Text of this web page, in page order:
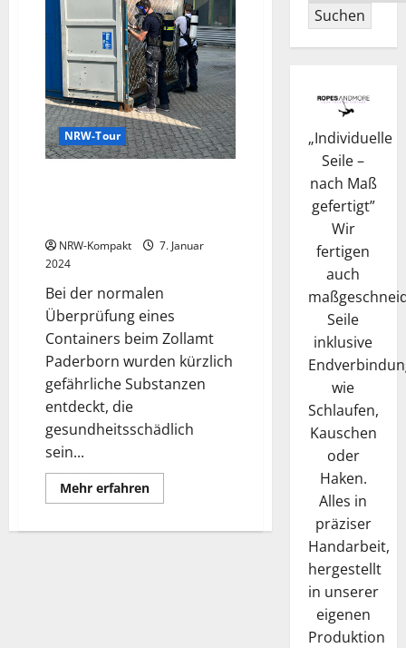
NRW-Tour
NRW-Kompakt
7. Januar
2024
Bei der normalen
Überprüfung eines
Containers beim Zollamt
Paderborn wurden kürzlich
gefährliche Substanzen
entdeckt, die
gesundheitsschädlich
sein...
Mehr erfahrenMehr
Informationen
Suchen
„Individuelle
Seile –
nach Maß
gefertigt”
Wir
fertigen
auch
Seile
inklusive
wie
Schlaufen,
Kauschen
oder
Haken.
Alles in
präziser
Handarbeit,
hergestellt
in unserer
eigenen
Produktion